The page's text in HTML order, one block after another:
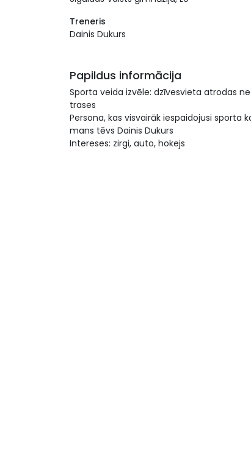
Treneris
Dainis Dukurs
Papildus informācija
Sporta veida izvēle: dzīvesvieta atrodas
trases
Persona, kas visvairāk iespaidojusi sporta
mans tēvs Dainis Dukurs
Intereses: zirgi, auto, hokejs